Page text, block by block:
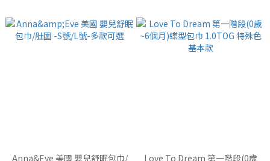
Anna&Eve 美國 嬰兒舒眠包巾/
Love To Dream 第一階段(0歲